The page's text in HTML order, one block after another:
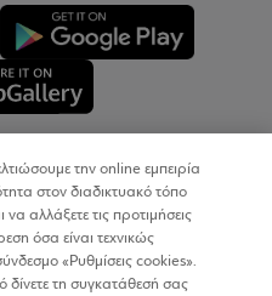
© 2026
την online εμπειρία
στον διαδικτυακό τόπο
να αλλάξετε τις προτιμήσεις
όσα είναι τεχνικώς
«Ρυθμίσεις cookies».
δίνετε τη συγκατάθεσή σας